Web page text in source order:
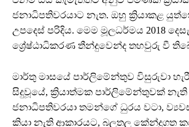
ජනාධිපතිවරයාට නැත. ඔහු ක්‍රියාකළ
උපදෙස් පරිදිය. මෙම මූලධර්මය 2018
ශ්‍රේෂ්ඨාධිකරණ තීන්දුවෙන්ද තහවුරු වී
මාර්තු මාසයේ පාර්ලිමේන්තුව විසුරුවා
සිදුවූයේ, ක්‍රියාත්මක පාර්ලිමේන්තුවක් නැති
ජනාධිපතිවරයා තමන්ගේ ධුරය වටා,
කියා නැති ආකාරයට, බලතල කේන්ද්‍රගත